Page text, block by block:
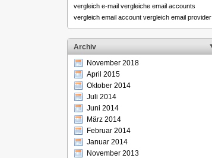
vergleich e-mail vergleiche email accounts
vergleich email account vergleich email provider
Archiv
November 2018
April 2015
Oktober 2014
Juli 2014
Juni 2014
März 2014
Februar 2014
Januar 2014
November 2013